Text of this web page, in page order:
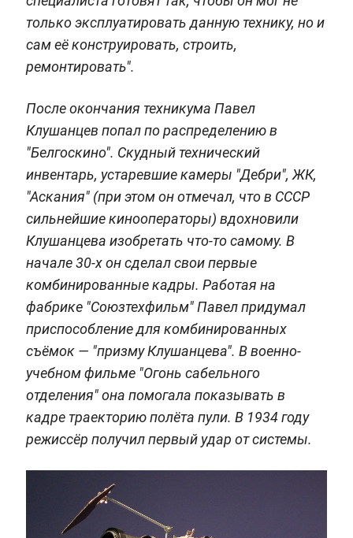
только эксплуатировать данную технику, но и
сам её конструировать, строить,
ремонтировать".
После окончания техникума Павел
Клушанцев попал по распределению в
"Белгоскино". Скудный технический
инвентарь, устаревшие камеры "Дебри", ЖК,
"Аскания" (при этом он отмечал, что в СССР
сильнейшие кинооператоры) вдохновили
Клушанцева изобретать что-то самому. В
начале 30-х он сделал свои первые
комбинированные кадры. Работая на
фабрике "Союзтехфильм" Павел придумал
приспособление для комбинированных
съёмок — "призму Клушанцева". В военно-
учебном фильме "Огонь сабельного
отделения" она помогала показывать в
кадре траекторию полёта пули. В 1934 году
режиссёр получил первый удар от системы.